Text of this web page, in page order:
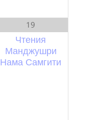
19
Чтения
Манджушри
Нама Самгити